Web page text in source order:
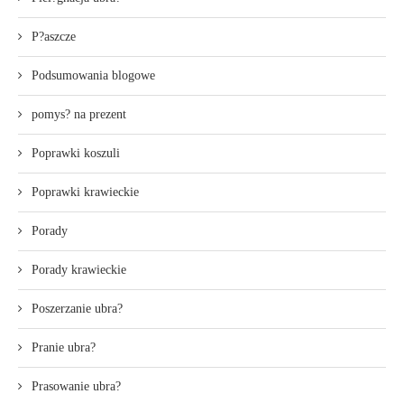
P?aszcze
Podsumowania blogowe
pomys? na prezent
Poprawki koszuli
Poprawki krawieckie
Porady
Porady krawieckie
Poszerzanie ubra?
Pranie ubra?
Prasowanie ubra?